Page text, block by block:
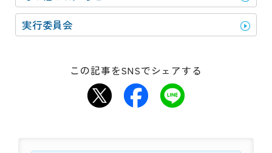
実行委員会
この記事をSNSでシェアする